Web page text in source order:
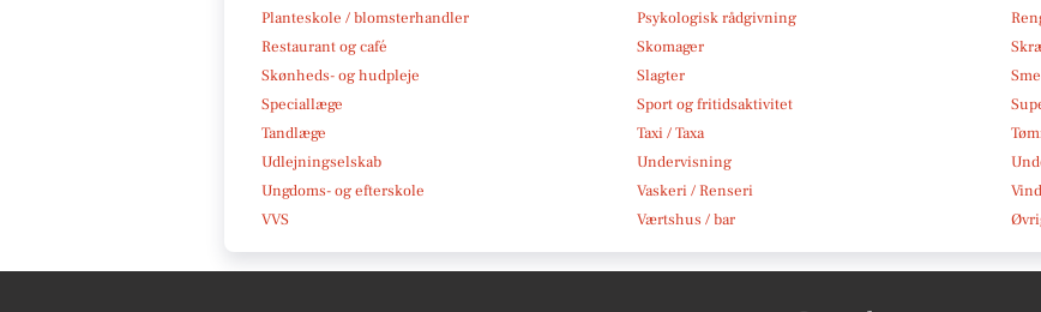
Planteskole / blomsterhandler
Psykologisk rådgivning
Restaurant og café
Skomager
Skønheds- og hudpleje
Slagter
Speciallæge
Sport og fritidsaktivitet
Tandlæge
Taxi / Taxa
Udlejningselskab
Undervisning
Ungdoms- og efterskole
Vaskeri / Renseri
VVS
Værtshus / bar